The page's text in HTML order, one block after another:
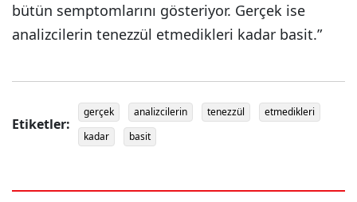
bütün semptomlarını gösteriyor. Gerçek ise
analizcilerin tenezzül etmedikleri kadar basit.”
Etiketler:
gerçek analizcilerin tenezzül
etmedikleri
kadar
basit